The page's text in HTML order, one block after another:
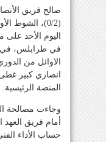
صالح فريق
اليوم الأحد
في طرابلس، في
الاوائل من
انصاري كبير
المنصة الرئيسية.
وجاءت مصالحة
أمام فريق
حساب الأداء